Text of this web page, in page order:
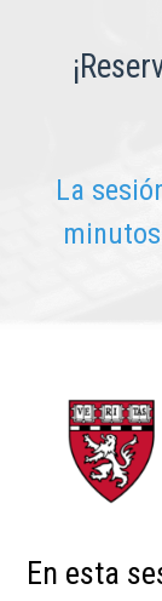
La
En esta